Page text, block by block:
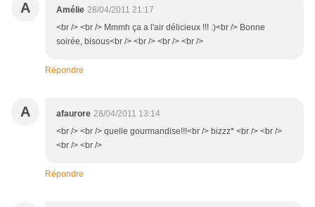
A Amélie 28/04/2011 21:17
<br /> <br /> Mmmh ça a l'air délicieux !!! :)<br /> Bonne
soirée, bisous<br /> <br /> <br /> <br />
Répondre
A afaurore 28/04/2011 13:14
<br /> <br /> quelle gourmandise!!!<br /> bizzz* <br /> <br />
<br /> <br />
Répondre